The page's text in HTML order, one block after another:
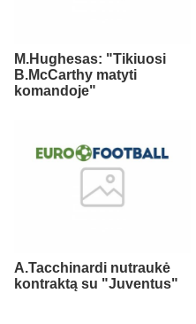
M.Hughesas: "Tikiuosi
B.McCarthy matyti
komandoje"
A.Tacchinardi nutraukė
kontraktą su "Juventus"